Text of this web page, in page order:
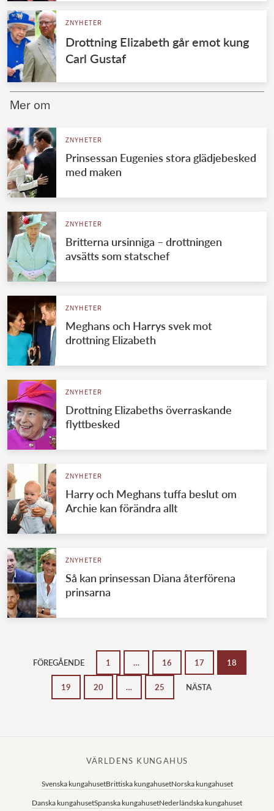
ZNYHETER
Drottning Elizabeth går emot kung
Carl Gustaf
Mer om
ZNYHETER
Prinsessan Eugenies stora glädjebesked
med maken
ZNYHETER
Britterna ursinniga – drottningen
avsätts som statschef
ZNYHETER
Meghans och Harrys svek mot
drottning Elizabeth
ZNYHETER
Drottning Elizabeths överraskande
flyttbesked
ZNYHETER
Harry och Meghans tuffa beslut om
Archie kan förändra allt
ZNYHETER
Så kan prinsessan Diana återförena
prinsarna
FÖREGÅENDE 1 … 16 17 18
19 20 … 25 NÄSTA
VÄRLDENS KUNGAHUS
Svenska kungahusetBrittiska kungahusetNorska kungahuset
Danska kungahusetSpanska kungahusetNederländska kungahuset